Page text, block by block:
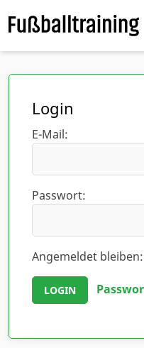
Login
E-Mail:
Passwort:
Angemeldet bleiben: